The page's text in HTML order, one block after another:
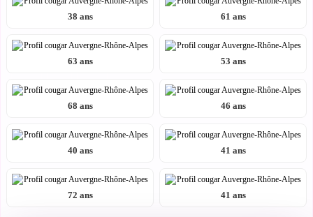
38 ans 61 ans
63 ans 53 ans
68 ans 46 ans
40 ans 41 ans
72 ans 41 ans